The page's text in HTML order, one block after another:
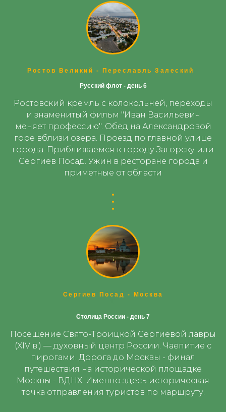
Ростов Великий - Переславль Залеский
Русский флот - день 6
Ростовский кремль с колокольней, переходы
и знаменитый фильм "Иван Васильевич
меняет профессию". Обед на Александровой
горе вблизи озера. Проезд по главной улице
города. Приближаемся к городу Загорску или
Сергиев Посад. Ужин в ресторане города и
приметные от области
Сергиев Посад - Москва
Столица России - день 7
Посещение Свято-Троицкой Сергиевой лавры
(XIV в.) — духовный центр России. Чаепитие с
пирогами. Дорога до Москвы - финал
путешествия на исторической площадке
Москвы - ВДНХ. Именно здесь историческая
точка отправления туристов по маршруту.